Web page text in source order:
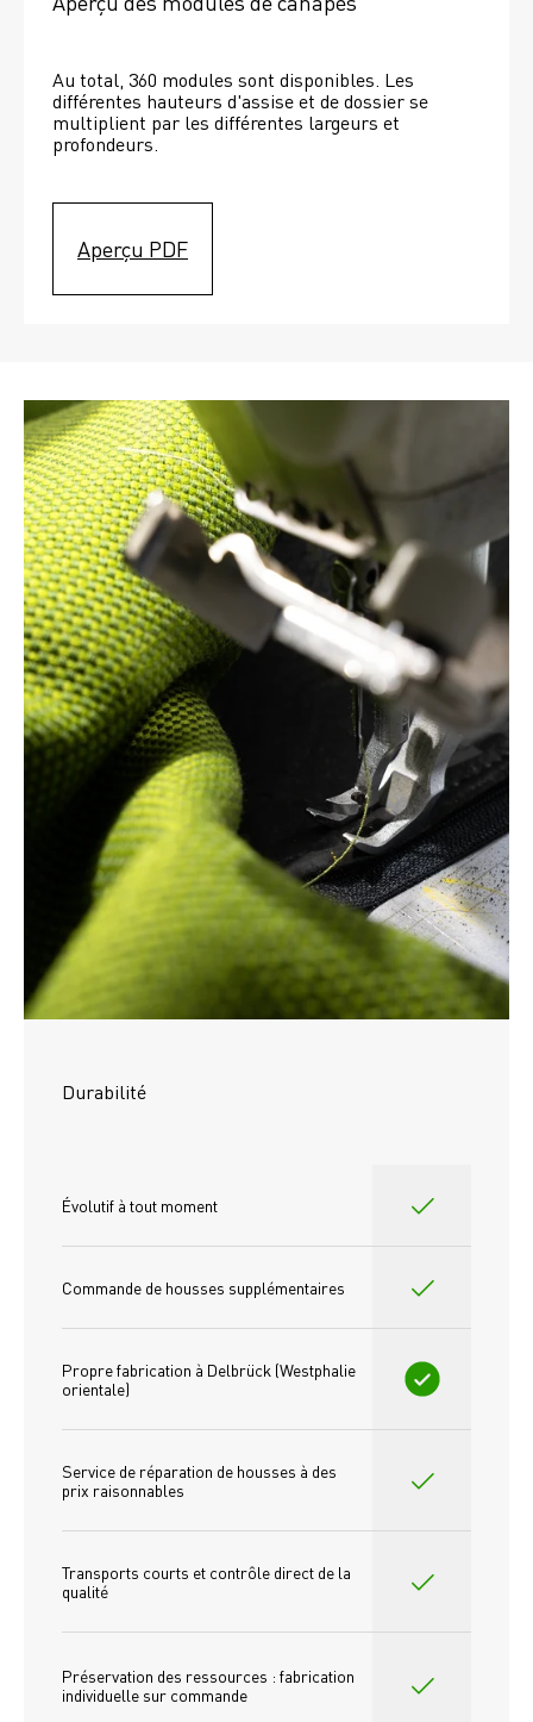
Au total, 360 modules sont disponibles. Les
différentes hauteurs d'assise et de dossier se
multiplient par les différentes largeurs et
profondeurs.
Aperçu PDF
Durabilité
Évolutif à tout moment
Commande de housses supplémentaires
Propre fabrication à Delbrück (Westphalie
orientale)
Service de réparation de housses à des
prix raisonnables
Transports courts et contrôle direct de la
qualité
Préservation des ressources : fabrication
individuelle sur commande